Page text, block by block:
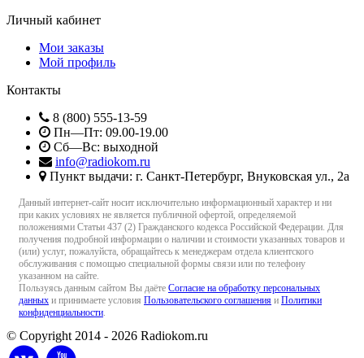
Личный кабинет
Мои заказы
Мой профиль
Контакты
8 (800) 555-13-59
Пн—Пт: 09.00-19.00
Сб—Вс: выходной
info@radiokom.ru
Пункт выдачи: г. Санкт-Петербург, Внуковская ул., 2а
Данный интернет-сайт носит исключительно информационный характер и ни
при каких условиях не является публичной офертой, определяемой
положениями Статьи 437 (2) Гражданского кодекса Российской Федерации. Для
получения подробной информации о наличии и стоимости указанных товаров и
(или) услуг, пожалуйста, обращайтесь к менеджерам отдела клиентского
обслуживания с помощью специальной формы связи или по телефону
указанном на сайте.
Пользуясь данным сайтом Вы даёте Согласие на обработку персональных
данных и принимаете условия Пользовательского соглашения и Политики
конфиденциальности
© Copyright 2014 - 2026 Radiokom.ru